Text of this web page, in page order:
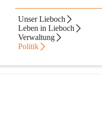
Unser Lieboch
Leben in Lieboch
Verwaltung
Politik
Lieboch.